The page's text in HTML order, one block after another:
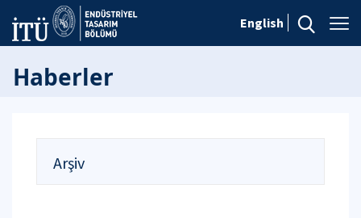
English
Haberler
Arşiv